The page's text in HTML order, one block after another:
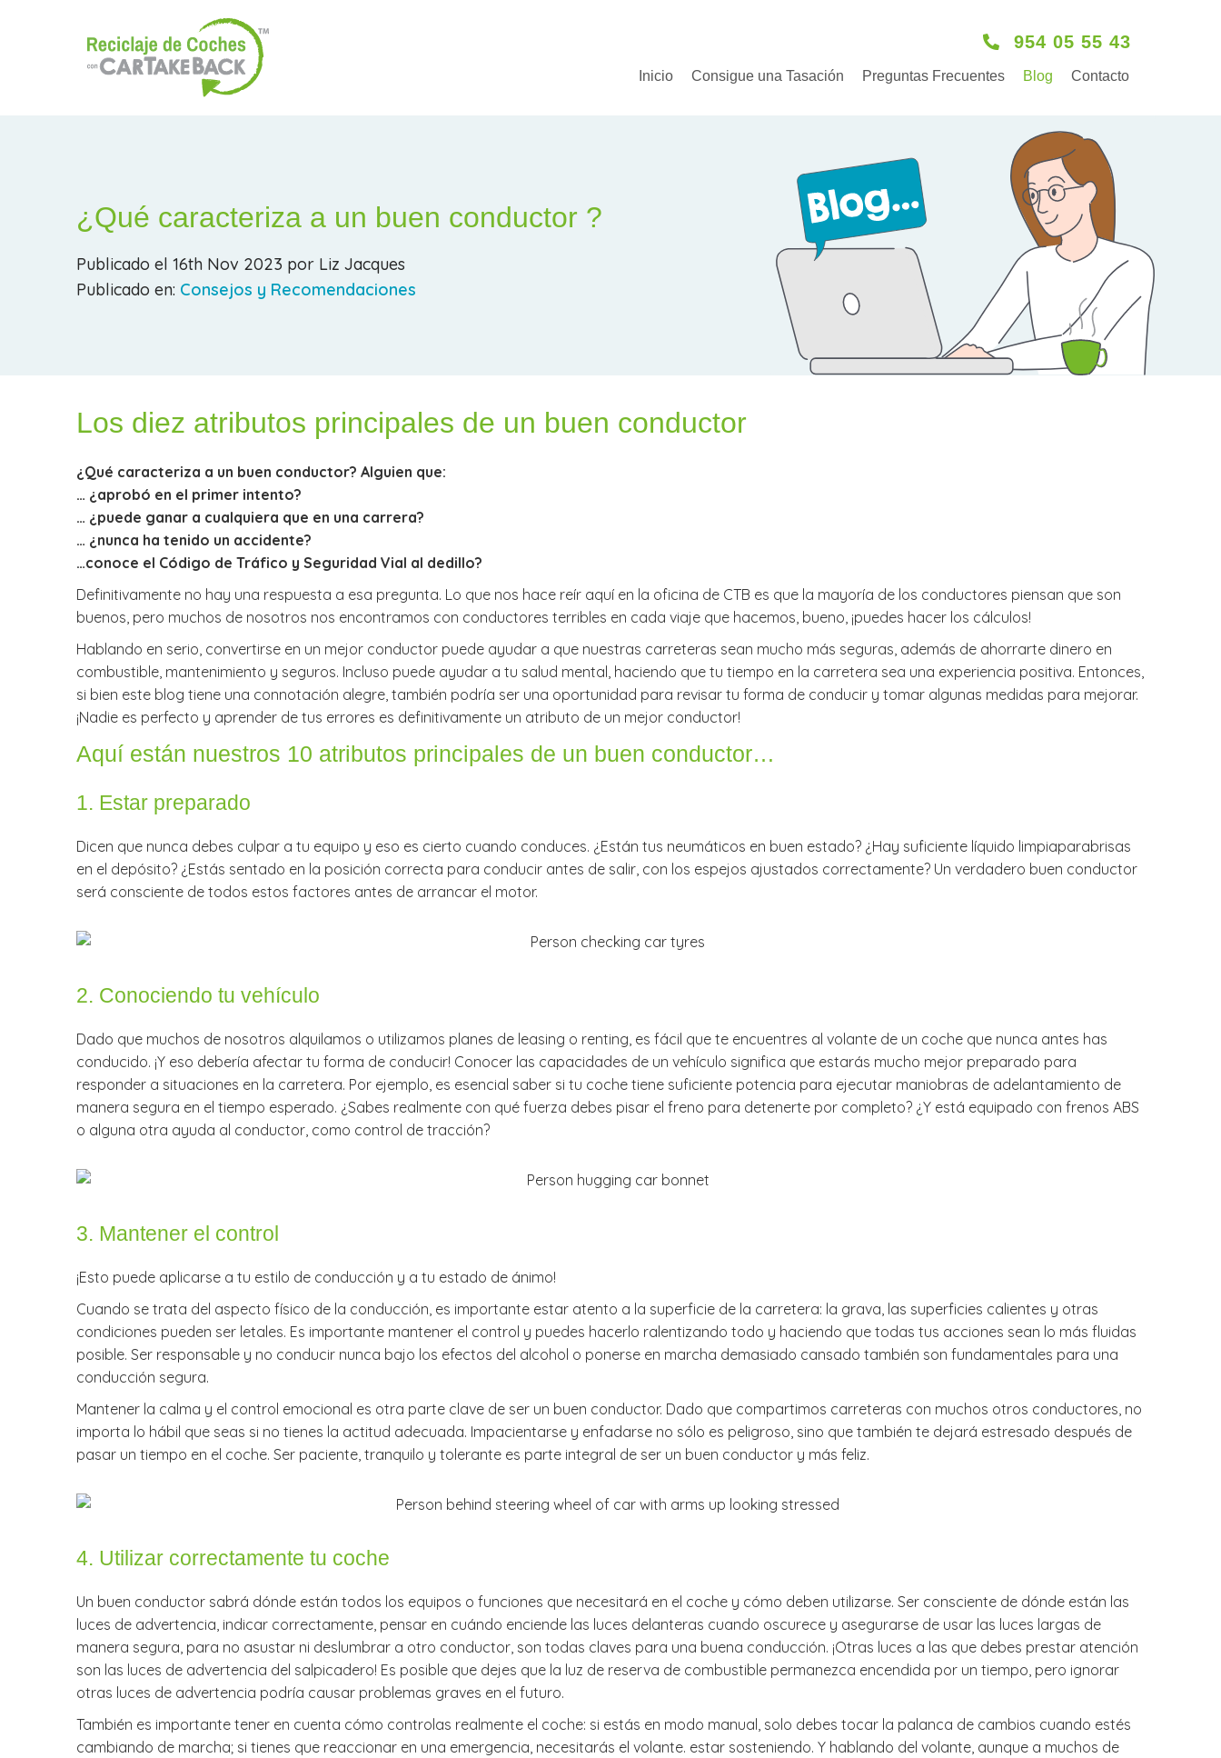
954 05 55 43
Inicio Consigue una Tasación Preguntas Frecuentes Blog Contacto
¿Qué caracteriza a un buen conductor ?
Publicado el 16th Nov 2023 por Liz Jacques
Publicado en: Consejos y Recomendaciones
Los diez atributos principales de un buen conductor
¿Qué caracteriza a un buen conductor? Alguien que:
… ¿aprobó en el primer intento?
… ¿puede ganar a cualquiera que en una carrera?
… ¿nunca ha tenido un accidente?
…conoce el Código de Tráfico y Seguridad Vial al dedillo?
Definitivamente no hay una respuesta a esa pregunta. Lo que nos hace reír aquí en la oficina de CTB es que la mayoría de los conductores piensan que son
buenos, pero muchos de nosotros nos encontramos con conductores terribles en cada viaje que hacemos, bueno, ¡puedes hacer los cálculos!
Hablando en serio, convertirse en un mejor conductor puede ayudar a que nuestras carreteras sean mucho más seguras, además de ahorrarte dinero en
combustible, mantenimiento y seguros. Incluso puede ayudar a tu salud mental, haciendo que tu tiempo en la carretera sea una experiencia positiva. Entonces,
si bien este blog tiene una connotación alegre, también podría ser una oportunidad para revisar tu forma de conducir y tomar algunas medidas para mejorar.
¡Nadie es perfecto y aprender de tus errores es definitivamente un atributo de un mejor conductor!
Aquí están nuestros 10 atributos principales de un buen conductor…
1. Estar preparado
Dicen que nunca debes culpar a tu equipo y eso es cierto cuando conduces. ¿Están tus neumáticos en buen estado? ¿Hay suficiente líquido limpiaparabrisas
en el depósito? ¿Estás sentado en la posición correcta para conducir antes de salir, con los espejos ajustados correctamente? Un verdadero buen conductor
será consciente de todos estos factores antes de arrancar el motor.
2. Conociendo tu vehículo
Dado que muchos de nosotros alquilamos o utilizamos planes de leasing o renting, es fácil que te encuentres al volante de un coche que nunca antes has
conducido. ¡Y eso debería afectar tu forma de conducir! Conocer las capacidades de un vehículo significa que estarás mucho mejor preparado para
responder a situaciones en la carretera. Por ejemplo, es esencial saber si tu coche tiene suficiente potencia para ejecutar maniobras de adelantamiento de
manera segura en el tiempo esperado. ¿Sabes realmente con qué fuerza debes pisar el freno para detenerte por completo? ¿Y está equipado con frenos ABS
o alguna otra ayuda al conductor, como control de tracción?
3. Mantener el control
¡Esto puede aplicarse a tu estilo de conducción y a tu estado de ánimo!
Cuando se trata del aspecto físico de la conducción, es importante estar atento a la superficie de la carretera: la grava, las superficies calientes y otras
condiciones pueden ser letales. Es importante mantener el control y puedes hacerlo ralentizando todo y haciendo que todas tus acciones sean lo más fluidas
posible. Ser responsable y no conducir nunca bajo los efectos del alcohol o ponerse en marcha demasiado cansado también son fundamentales para una
conducción segura.
Mantener la calma y el control emocional es otra parte clave de ser un buen conductor. Dado que compartimos carreteras con muchos otros conductores, no
importa lo hábil que seas si no tienes la actitud adecuada. Impacientarse y enfadarse no sólo es peligroso, sino que también te dejará estresado después de
pasar un tiempo en el coche. Ser paciente, tranquilo y tolerante es parte integral de ser un buen conductor y más feliz.
4. Utilizar correctamente tu coche
Un buen conductor sabrá dónde están todos los equipos o funciones que necesitará en el coche y cómo deben utilizarse. Ser consciente de dónde están las
luces de advertencia, indicar correctamente, pensar en cuándo enciende las luces delanteras cuando oscurece y asegurarse de usar las luces largas de
manera segura, para no asustar ni deslumbrar a otro conductor, son todas claves para una buena conducción. ¡Otras luces a las que debes prestar atención
son las luces de advertencia del salpicadero! Es posible que dejes que la luz de reserva de combustible permanezca encendida por un tiempo, pero ignorar
otras luces de advertencia podría causar problemas graves en el futuro.
También es importante tener en cuenta cómo controlas realmente el coche: si estás en modo manual, solo debes tocar la palanca de cambios cuando estés
cambiando de marcha; si tienes que reaccionar en una emergencia, necesitarás el volante. estar sosteniendo. Y hablando del volante, aunque a muchos de